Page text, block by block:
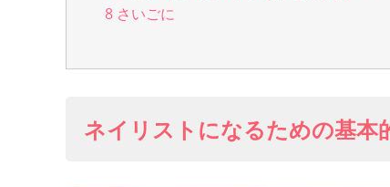
8 さいごに
ネイリストになるための基本